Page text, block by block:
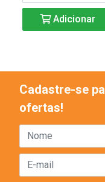
Adicionar
Cadastre-se
ofertas!